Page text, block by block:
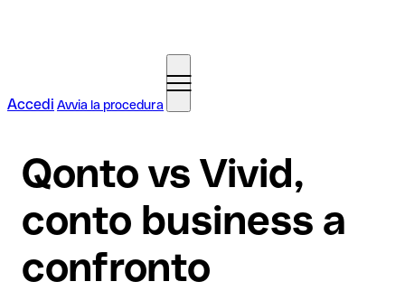
Accedi Avvia la procedura
Qonto vs Vivid,
conto business a
confronto